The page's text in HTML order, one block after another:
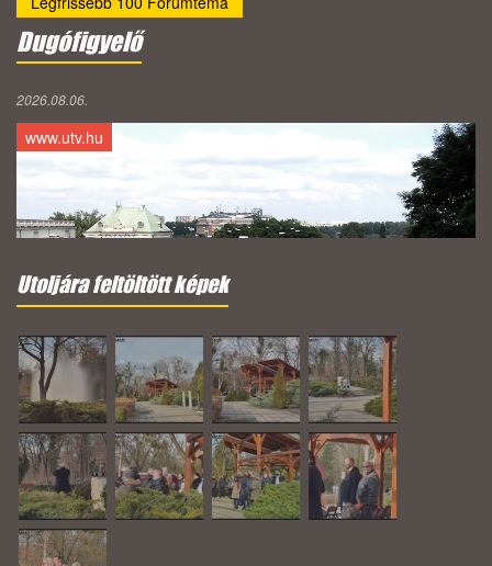
Dugófigyelő
2026.08.06.
www.utv.hu
Utoljára feltöltött képek